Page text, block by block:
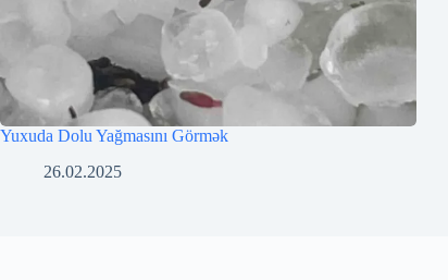
Yuxuda Dolu Yağmasını Görmək
26.02.2025